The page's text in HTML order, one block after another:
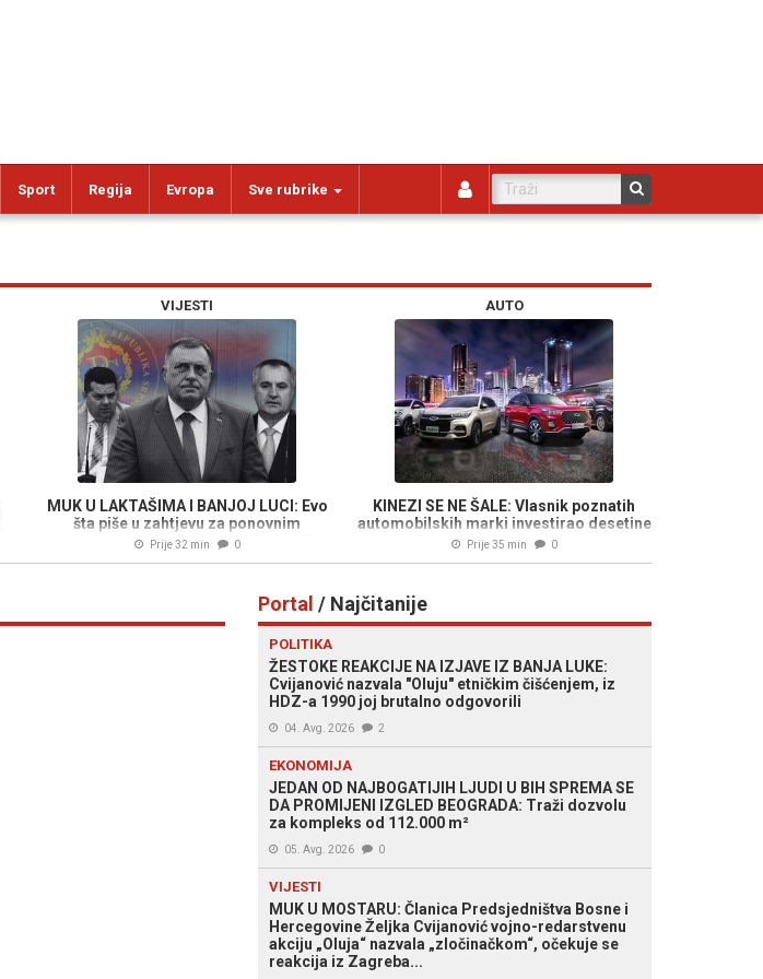
Sport Regija Evropa Sve rubrike
VIJESTI
MUK U LAKTAŠIMA I BANJOJ LUCI: Evo
šta piše u zahtjevu za ponovnim
uvođenjem sankcija političarima u RS-
Prije 32 min 0
AUTO
KINEZI SE NE ŠALE: Vlasnik poznatih
automobilskih marki investirao desetine
miliona eura u južnokorejsku
Prije 35 min 0
Portal / Najčitanije
POLITIKA
ŽESTOKE REAKCIJE NA IZJAVE IZ BANJA LUKE:
Cvijanović nazvala "Oluju" etničkim čišćenjem, iz
HDZ-a 1990 joj brutalno odgovorili
04. Avg. 2026 2
EKONOMIJA
JEDAN OD NAJBOGATIJIH LJUDI U BIH SPREMA SE
DA PROMIJENI IZGLED BEOGRADA: Traži dozvolu
za kompleks od 112.000 m²
05. Avg. 2026 0
VIJESTI
MUK U MOSTARU: Članica Predsjedništva Bosne i
Hercegovine Željka Cvijanović vojno-redarstvenu
akciju „Oluja“ nazvala „zločinačkom“, očekuje se
reakcija iz Zagreba...